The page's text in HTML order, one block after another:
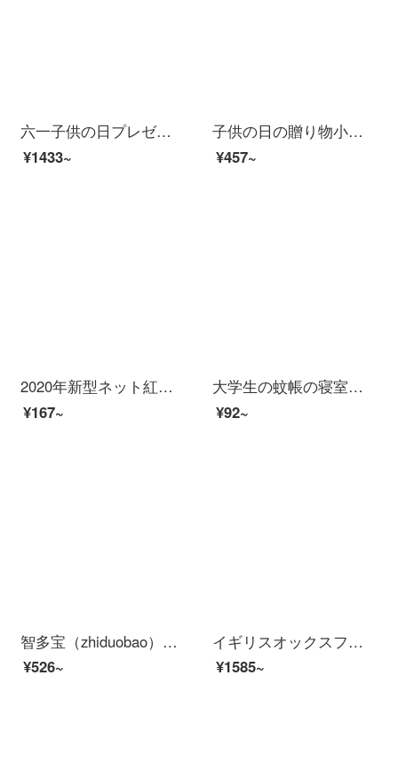
六一子供の日プレゼントAR知能地球儀誕生日プレゼント32 cm大きいサイズのライト付き8歳6-10歳の男の子に子供の日の学習用品のアイデアのおもちゃの大きいサイズの32 cm-ARスマートフォンの音声テープランプをプレゼントします。
¥1433~
子供の日の贈り物小学生から四年生の入門回路セット物理電気実験セット電磁気学実験箱簡単回路科学実験箱アップグレード版小学校電磁気学実験箱
¥457~
2020年新型ネット紅ページケス小学生シンプルで可愛い大容量女子文具箱中学生ins日系ファッション韓国高顔値天女少女鉛筆箱文具小熊（懐中時計タイプ）ピンク
¥167~
大学生の蚊帳の寝室の寮は1 m/1.2 mのシングルベッドの上に下段の男性を敷いて、1.5 mの家庭用ファスナーのタイプは白色の1.4高1.0 m(3.3フィート)ベッドを覆っています。
¥92~
智多宝（zhiduobao）ランドセル小学生の男性と女の子1-3-6学年の子供は軽くて背を保護します。ランドセルの青い色の大きいサイズのカバンは4-6年生です。
¥526~
イギリスオックスフォード大学マルチサイズ選択ランドセル女子中学生ランドセル中学生・高校生ランドセル・カジュアル・マイナス韓版学院風小学生プレゼント大容量X 472-1棗紅（5年生以上）
¥1585~